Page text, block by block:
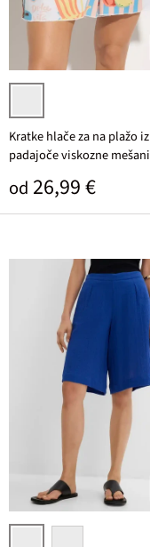
bela potiskana
Kratke hlače za na plažo iz
padajoče viskozne
Običajna cena
od 26,99 €